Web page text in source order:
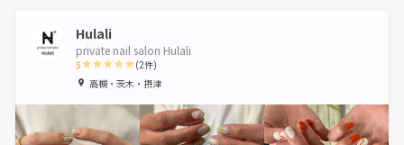
Hulali
private nail salon Hulali
5
1 2 3 4 5
(2件)
高槻・茨木・摂津